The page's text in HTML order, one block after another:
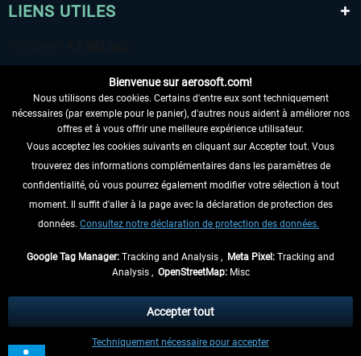
LIENS UTILES
RENONCER AU CONTRAT ICI
INFORMATIONS
NE MANQUEZ PAS LES DERNIÈRES
échéant, frais de remboursement, si aucune description contraire.
** S'applique aux envois vers l'Allemagne. Pour les autres pays, veuillez
consulter lesinformations d'expédition.
Bienvenue sur aerosoft.com!
Nous utilisons des cookies. Certains d'entre eux sont techniquement
nécessaires (par exemple pour le panier), d'autres nous aident à améliorer nos
offres et à vous offrir une meilleure expérience utilisateur.
Vous acceptez les cookies suivants en cliquant sur Accepter tout. Vous
trouverez des informations complémentaires dans les paramètres de
confidentialité, où vous pourrez également modifier votre sélection à tout
moment. Il suffit d'aller à la page avec la déclaration de protection des
données. Consultez notre déclaration de protection des données.
Google Tag Manager: Tracking and Analysis , Meta Pixel: Tracking and
Analysis , OpenStreetMap:Misc
Techniquement nécessaire pour accepter
Accepter tout